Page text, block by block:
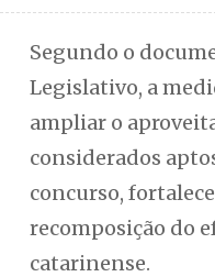
Segundo o
Legislativo, a
ampliar o
considerados
concurso,
recomposição do
catarinense.